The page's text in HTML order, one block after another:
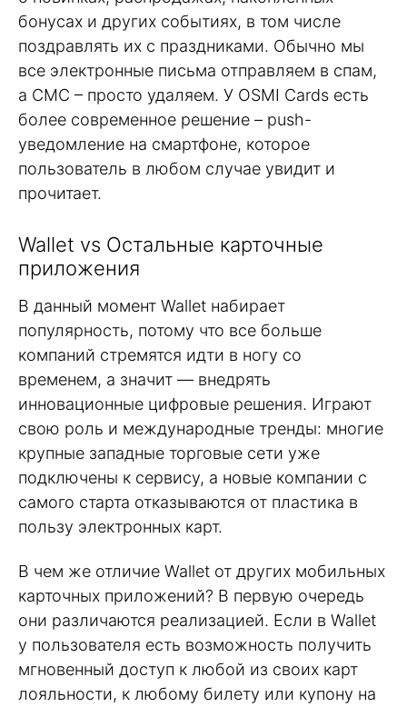
бонусах и других событиях, в том числе
поздравлять их с праздниками. Обычно мы
все электронные письма отправляем в спам,
а СМС – просто удаляем. У OSMI Cards есть
более современное решение – push-
уведомление на смартфоне, которое
пользователь в любом случае увидит и
прочитает.
Wallet vs Остальные карточные
приложения
В данный момент Wallet набирает
популярность, потому что все больше
компаний стремятся идти в ногу со
временем, а значит — внедрять
инновационные цифровые решения. Играют
свою роль и международные тренды: многие
крупные западные торговые сети уже
подключены к сервису, а новые компании с
самого старта отказываются от пластика в
пользу электронных карт.
В чем же отличие Wallet от других мобильных
карточных приложений? В первую очередь
они различаются реализацией. Если в Wallet
у пользователя есть возможность получить
мгновенный доступ к любой из своих карт
лояльности, к любому билету или купону на